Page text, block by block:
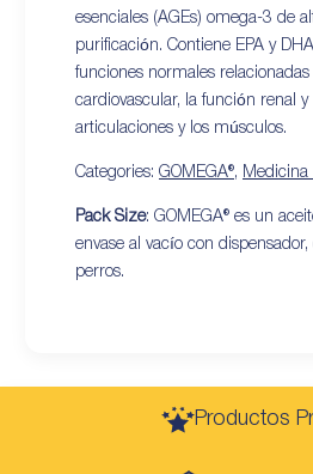
esenciales (AGEs) omega-3 de
purificación. Contiene EPA y
funciones normales relacionadas
cardiovascular, la función renal y
articulaciones y los músculos.
Categories: GOMEGA®, Medicina
Pack Size: GOMEGA® es un
envase al vacío con
perros.
Productos